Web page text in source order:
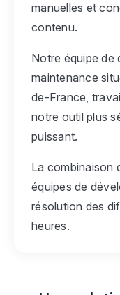
manuelles et
contenu.
Notre équipe de
maintenance
de-France,
notre outil plus
puissant.
La combinaison
équipes de
résolution des
heures.